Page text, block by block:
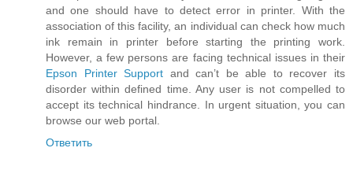
and one should have to detect error in printer. With the
association of this facility, an individual can check how much
ink remain in printer before starting the printing work.
However, a few persons are facing technical issues in their
Epson Printer Support and can’t be able to recover its
disorder within defined time. Any user is not compelled to
accept its technical hindrance. In urgent situation, you can
browse our web portal.
Ответить